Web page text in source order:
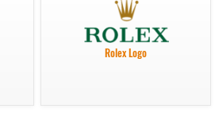
Rolex Logo